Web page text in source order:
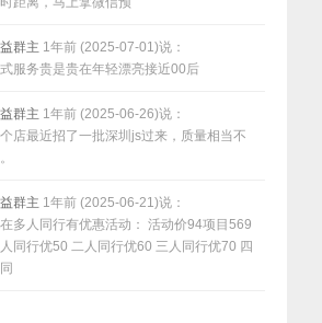
群主 1年前 (2025-07-01)说：
服务贵是贵在年轻漂亮接近00后
群主 1年前 (2025-06-26)说：
店最近招了一批深圳js过来，质量相当不
群主 1年前 (2025-06-21)说：
多人同行有优惠活动： 活动价94项目569
同行优50 二人同行优60 三人同行优70 四